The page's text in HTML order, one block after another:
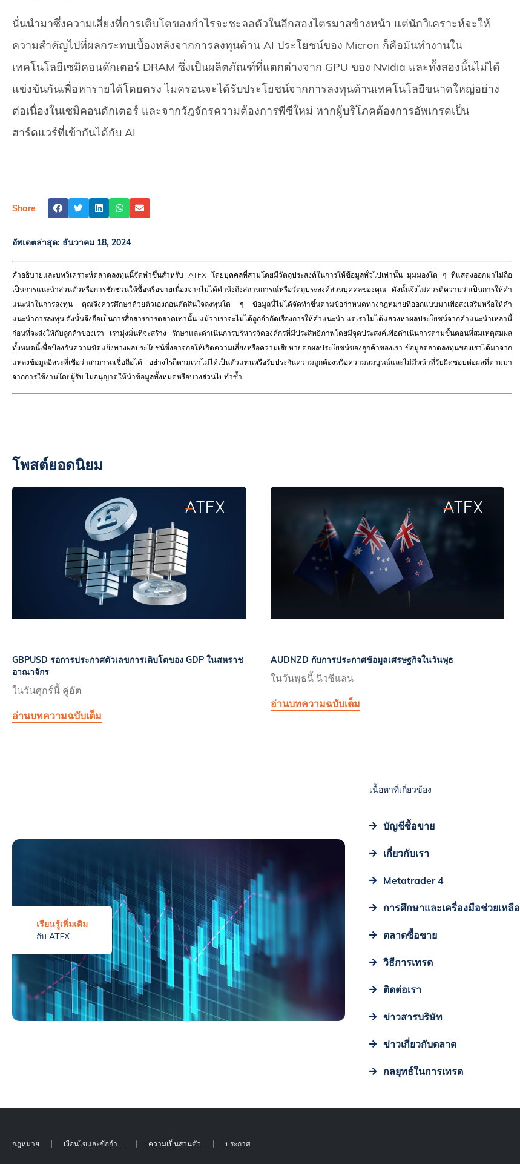
นั่นนำมาซึ่งความเสี่ยงที่การเติบโตของกำไรจะชะลอตัวในอีกสองไตรมาสข้างหน้า แต่นักวิเคราะห์จะให้
ความสำคัญไปที่ผลกระทบเบื้องหลังจากการลงทุนด้าน AI ประโยชน์ของ Micron ก็คือมันทำงานใน
เทคโนโลยีเซมิคอนดักเตอร์ DRAM ซึ่งเป็นผลิตภัณฑ์ที่แตกต่างจาก GPU ของ Nvidia และทั้งสองนั้นไม่ได้
แข่งขันกันเพื่อหารายได้โดยตรง ไมครอนจะได้รับประโยชน์จากการลงทุนด้านเทคโนโลยีขนาดใหญ่อย่าง
ต่อเนื่องในเซมิคอนดักเตอร์ และจากวัฎจักรความต้องการพีซีใหม่ หากผู้บริโภคต้องการอัพเกรดเป็น
ฮาร์ดแวร์ที่เข้ากันได้กับ AI
Share
อัพเดตล่าสุด: ธันวาคม 18, 2024
คำอธิบายและบทวิเคราะห์ตลาดลงทุนนี้จัดทำขึ้นสำหรับ ATFX โดยบุคคลที่สามโดยมีวัตถุประสงค์ในการให้ข้อมูลทั่วไปเท่านั้น มุมมองใด ๆ ที่แสดงออกมาไม่ถือ
เป็นการแนะนำส่วนตัวหรือการชักชวนให้ซื้อหรือขายเนื่องจากไม่ได้คำนึงถึงสถานการณ์หรือวัตถุประสงค์ส่วนบุคคลของคุณ ดังนั้นจึงไม่ควรตีความว่าเป็นการให้คำ
แนะนำในการลงทุน คุณจึงควรศึกษาด้วยตัวเองก่อนตัดสินใจลงทุนใด ๆ ข้อมูลนี้ไม่ได้จัดทำขึ้นตามข้อกำหนดทางกฎหมายที่ออกแบบมาเพื่อส่งเสริมหรือให้คำ
แนะนำการลงทุน ดังนั้นจึงถือเป็นการสื่อสารการตลาดเท่านั้น แม้ว่าเราจะไม่ได้ถูกจำกัดเรื่องการให้คำแนะนำ แต่เราไม่ได้แสวงหาผลประโยชน์จากคำแนะนำเหล่านี้
ก่อนที่จะส่งให้กับลูกค้าของเรา เรามุ่งมั่นที่จะสร้าง รักษาและดำเนินการบริหารจัดองค์กรที่มีประสิทธิภาพโดยมีจุดประสงค์เพื่อดำเนินการตามขั้นตอนที่สมเหตุสมผล
ทั้งหมดนี้เพื่อป้องกันความขัดแย้งทางผลประโยชน์ซึ่งอาจก่อให้เกิดความเสี่ยงหรือความเสียหายต่อผลประโยชน์ของลูกค้าของเรา ข้อมูลตลาดลงทุนของเราได้มาจาก
แหล่งข้อมูลอิสระที่เชื่อว่าสามารถเชื่อถือได้ อย่างไรก็ตามเราไม่ได้เป็นตัวแทนหรือรับประกันความถูกต้องหรือความสมบูรณ์และไม่มีหน้าที่รับผิดชอบต่อผลที่ตามมา
จากการใช้งานโดยผู้รับ ไม่อนุญาตให้นำข้อมูลทั้งหมดหรือบางส่วนไปทำซ้ำ
โพสต์ยอดนิยม
GBPUSD รอการประกาศตัวเลขการเติบโตของ GDP ในสหราช
อาณาจักร
ในวันศุกร์นี้ คู่อัต
อ่านบทความฉบับเต็ม
AUDNZD กับการประกาศข้อมูลเศรษฐกิจในวันพุธ
ในวันพุธนี้ นิวซีแลน
อ่านบทความฉบับเต็ม
เรียนรู้เพิ่มเติม
กับ ATFX
เนื้อหาที่เกี่ยวข้อง
บัญชีซื้อขาย
เกี่ยวกับเรา
Metatrader 4
การศึกษาและเครื่องมือช่วยเหลือ
ตลาดซื้อขาย
วิธีการเทรด
ติดต่อเรา
ข่าวสารบริษัท
ข่าวเกี่ยวกับตลาด
กลยุทธ์ในการเทรด
กฎหมาย ความเป็นส่วนตัว ประกาศ